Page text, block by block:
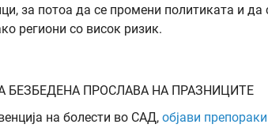
за потоа да се промени политиката и
региони со висок ризик.
БЕЗБЕДЕНА ПРОСЛАВА НА ПРАЗНИЦИТЕ
на болести во САД, објави препораки